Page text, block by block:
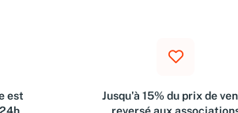
est
Jusqu'à 15% du prix de